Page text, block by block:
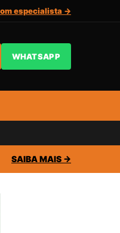
especialista →
WHATSAPP
SAIBA MAIS →